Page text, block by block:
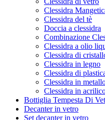
Clessidra
Clessidra del tè
Doccia a clessidra
Combinazione
Clessidra a olio
Clessidra di
Clessidra in legno
Clessidra di
Clessidra in
Clessidra in
Bottiglia Tempesta Di
Decanter in vetro
Set decanter in vetro